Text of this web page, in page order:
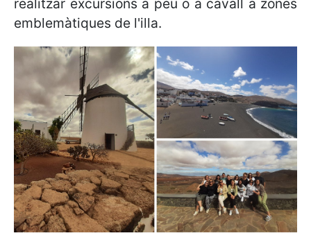
realitzar excursions a peu o a cavall a zones
emblemàtiques de l'illa.